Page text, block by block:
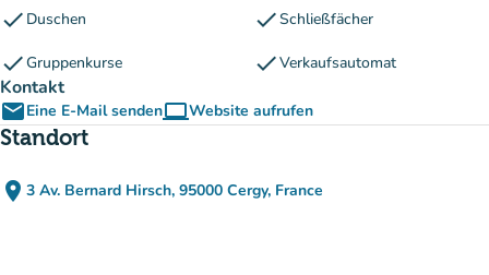
check Duschen checkSchließfächer
checkGruppenkurse checkVerkaufsautomat
Kontakt
emailEine E-Mail sendencomputerWebsite aufrufen
(new tab)
Standort
place 3 Av. Bernard Hirsch, 95000 Cergy, France
(in Google Maps öffnen)
(new tab)